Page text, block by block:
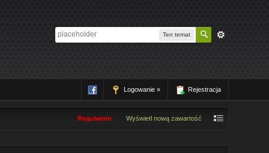
Ten temat
Logowanie » Rejestracja
Regulamin Wyświetl nową zawartość